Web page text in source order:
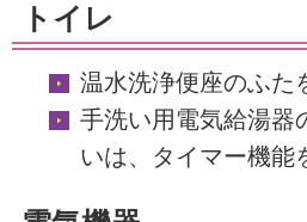
トイレ
温水洗浄便座のふた
手洗い用電気給湯器
いは、タイマー機能